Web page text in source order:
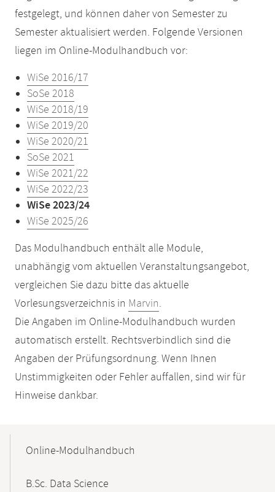
festgelegt, und können daher von Semester zu
Semester aktualisiert werden. Folgende Versionen
liegen im Online-Modulhandbuch vor:
WiSe 2016/17
SoSe 2018
WiSe 2018/19
WiSe 2019/20
WiSe 2020/21
SoSe 2021
WiSe 2021/22
WiSe 2022/23
WiSe 2023/24
WiSe 2025/26
Das Modulhandbuch enthält alle Module,
unabhängig vom aktuellen Veranstaltungsangebot,
vergleichen Sie dazu bitte das aktuelle
Vorlesungsverzeichnis in Marvin.
Die Angaben im Online-Modulhandbuch wurden
automatisch erstellt. Rechtsverbindlich sind die
Angaben der Prüfungsordnung. Wenn Ihnen
Unstimmigkeiten oder Fehler auffallen, sind wir für
Hinweise dankbar.
NavigationOnline-Modulhandbuch
B.Sc. Data Science